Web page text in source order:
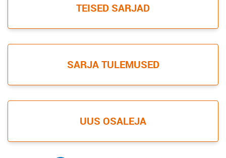
TEISED SARJAD
SARJA TULEMUSED
UUS OSALEJA